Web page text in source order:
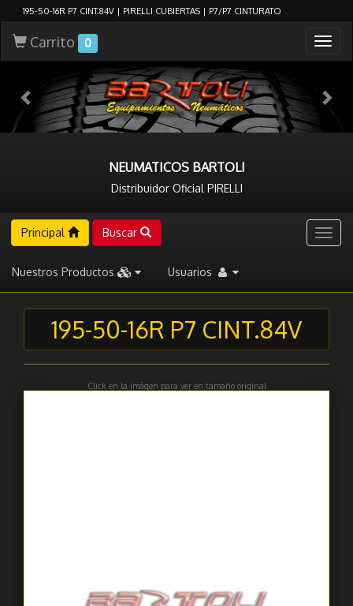
195-50-16R P7 CINT.84V | PIRELLI CUBIERTAS | P7/P7 CINTURATO
Carrito 0
NEUMATICOS BARTOLI
Distribuidor Oficial PIRELLI
Principal Buscar
Nuestros Productos Usuarios
195-50-16R P7 CINT.84V
Click en la imágen para ver en tamaño original